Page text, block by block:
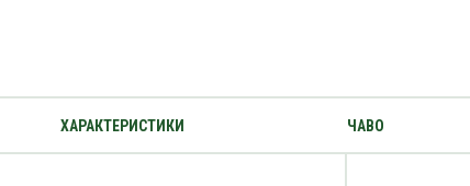
ХАРАКТЕРИСТИКИ ЧАВО